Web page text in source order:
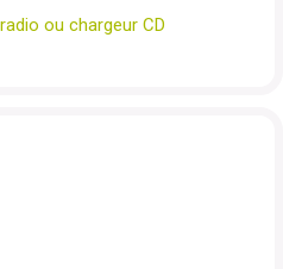
ou chargeur CD